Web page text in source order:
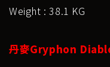
Weight : 38.1 KG
丹麥Gryphon